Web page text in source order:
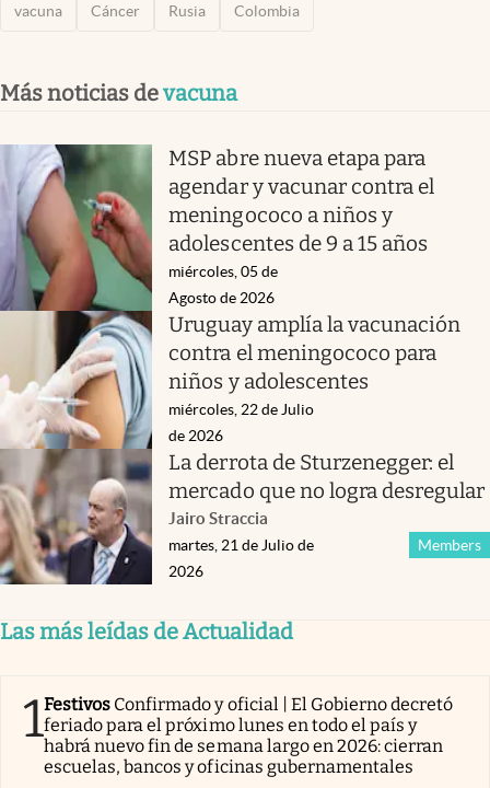
vacuna Cáncer Rusia Colombia
Más noticias devacuna
MSP abre nueva etapa para
agendar y vacunar contra el
meningococo a niños y
adolescentes de 9 a 15 años
miércoles, 05 de
Agosto de 2026
Uruguay amplía la vacunación
contra el meningococo para
niños y adolescentes
miércoles, 22 de Julio
de 2026
La derrota de Sturzenegger: el
mercado que no logra desregular
Jairo Straccia
Members
martes, 21 de Julio de
2026
Las más leídas de Actualidad
1Festivos Confirmado y oficial | El Gobierno decretó
feriado para el próximo lunes en todo el país y
habrá nuevo fin de semana largo en 2026: cierran
escuelas, bancos y oficinas gubernamentales